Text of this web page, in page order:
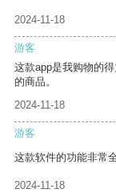
2024-11-18
游客
这款app是我购物的
的商品。
2024-11-18
游客
这款软件的功能非常
2024-11-18